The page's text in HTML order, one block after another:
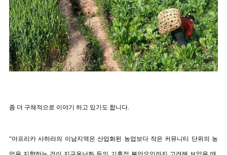
좀 더 구체적으로 이야기 하고 있기도 합니다.
“아프리카 사하라의 이남지역은 산업화된 농업보다 작은 커뮤니티 단위의 농